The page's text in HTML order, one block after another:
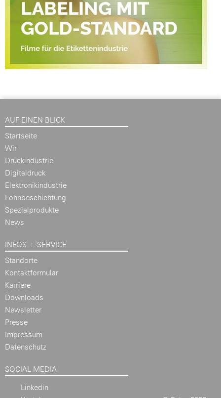
AUF EINEN BLICK
Startseite
Wir
Druckindustrie
Digitaldruck
Elektronikindustrie
Lohnbeschichtung
Spezialprodukte
News
INFOS + SERVICE
Standorte
Kontaktformular
Karriere
Downloads
Newsletter
Presse
Impressum
Datenschutz
SOCIAL MEDIA
Linkedin